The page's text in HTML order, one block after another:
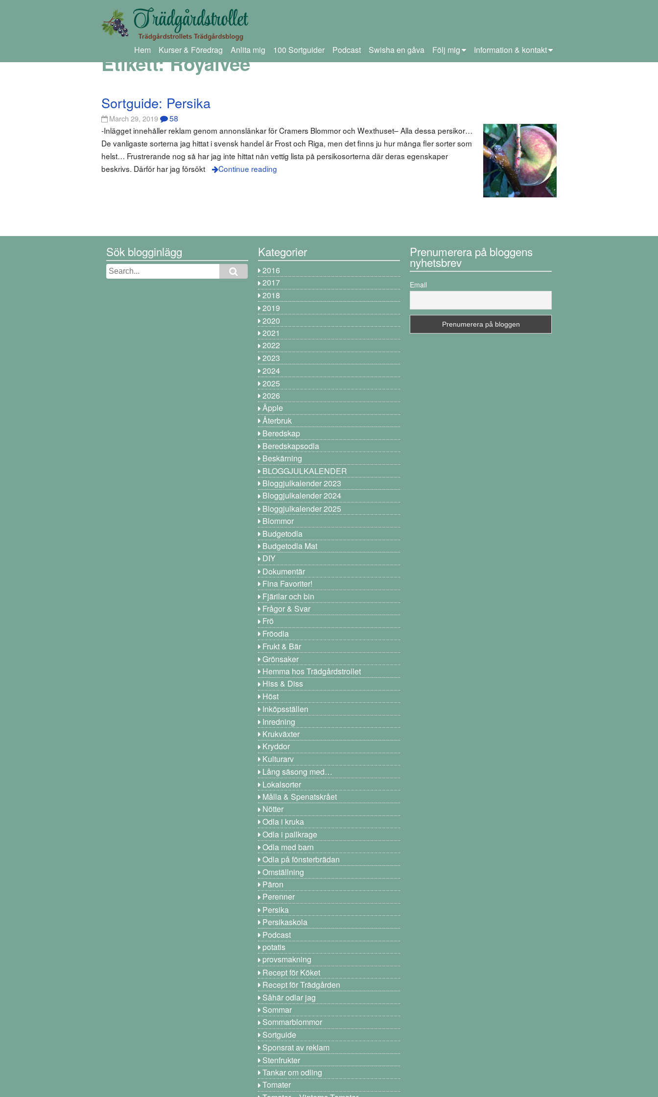
Hem Kurser & Föredrag Anlita mig 100 Sortguider Podcast Swisha en gåva Följ mig Information & kontakt
Etikett:Royalvee
Sortguide: Persika
March 29, 2019 58
-Inlägget innehåller reklam genom annonslänkar för Cramers Blommor och Wexthuset– Alla dessa persikor…
De vanligaste sorterna jag hittat i svensk handel är Frost och Riga, men det finns ju hur många fler sorter som
helst… Frustrerande nog så har jag inte hittat nån vettig lista på persikosorterna där deras egenskaper
beskrivs. Därför har jag försökt
Continue reading
Sök blogginlägg Kategorier
2016
2017
2018
2019
2020
2021
2022
2023
2024
2025
2026
Äpple
Återbruk
Beredskap
Beredskapsodla
Beskärning
BLOGGJULKALENDER
Bloggjulkalender 2023
Bloggjulkalender 2024
Bloggjulkalender 2025
Blommor
Budgetodla
Budgetodla Mat
DIY
Dokumentär
Fina Favoriter!
Fjärilar och bin
Frågor & Svar
Frö
Fröodla
Frukt & Bär
Grönsaker
Hemma hos Trädgårdstrollet
Hiss & Diss
Höst
Inköpsställen
Inredning
Krukväxter
Kryddor
Kulturarv
Lång säsong med…
Lokalsorter
Målla & Spenatskrået
Nötter
Odla i kruka
Odla i pallkrage
Odla med barn
Odla på fönsterbrädan
Omställning
Päron
Perenner
Persika
Persikaskola
Podcast
potatis
provsmakning
Recept för Köket
Recept för Trädgården
Såhär odlar jag
Sommar
Sommarblommor
Sortguide
Sponsrat av reklam
Stenfrukter
Tankar om odling
Tomater
Prenumerera på bloggens
nyhetsbrev
Email